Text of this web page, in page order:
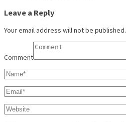
Leave a Reply
Your email address will not be published.
Comment